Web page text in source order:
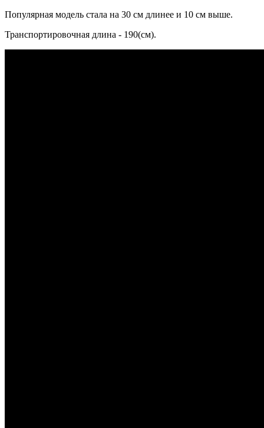
Популярная модель стала на 30 см длинее и 10 см выше.
Транспортировочная длина - 190(см).